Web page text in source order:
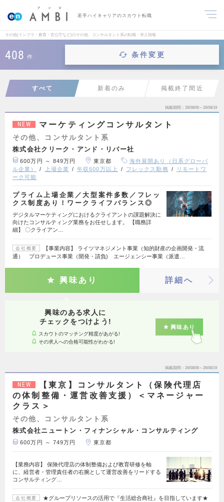
若手ハイキャリアのスカウト転職
その他(インフラ・教育・官公庁など)のその他、コンサルタント系の転職・求人情報
408 件 条件変更
すべて 新着のみ 掲載終了間近
掲載期間 26/08/06～26/08/19
NEW マーケティングコンサルタント
その他、コンサルタント系
株式会社クリーク・アンド・リバー社
600万円 ～ 849万円 東京都
海外展開あり（日系グローバ
ル企業）
上場企業 年収600万以上 フレックス勤務
リモートワ
ーク可能
プライム上場企業／大型案件多数／フレッ
クス制度あり！ワークライフバランス◎
デジタルマーケティングにおけるクライアントの課題解決に
向けたコンサルティング業務をお任せします。 【職務詳
細】 〇クライアン…
会社概要
【事業内容】 ライツマネジメント事業（知的財産の企画開発・流
通） プロデュース事業（開発・請負) エージェンシー事業（派遣…
興味あり 詳細へ
興味のある求人に
チェックをつけよう!
スカウトのマッチング精度があがる!
その求人への合格可能性がわかる!
興味あり
掲載期間 26/08/06～26/08/19
NEW
【東京】コンサルタント（保険代理店
の体制整備・運営改善支援）＜マネージャー
クラス＞
その他、コンサルタント系
株式会社ニュートン・フィナンシャル・コンサルティング
600万円 ～ 749万円 東京都
【業務内容】 保険代理店の体制整備および教育研修を軸
に、経営者・管理責任者の右腕として運営改善をリードする
コンサルティング…
会社概要
★グループリソースの活用で『生活総合商社』を目指しています★